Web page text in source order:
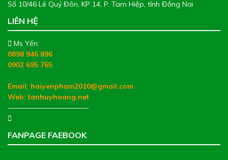
Số 10/46 Lê Quý Đôn, KP 14, P. Tam Hiệp, tỉnh Đồng Nai
LIÊN HỆ
Ms Yến:
0898 946 896
0902 695 765
Email: haiyenpham2010@gmail.com
Web:tanhuyhoang.net
———————————-
FANPAGE FAEBOOK